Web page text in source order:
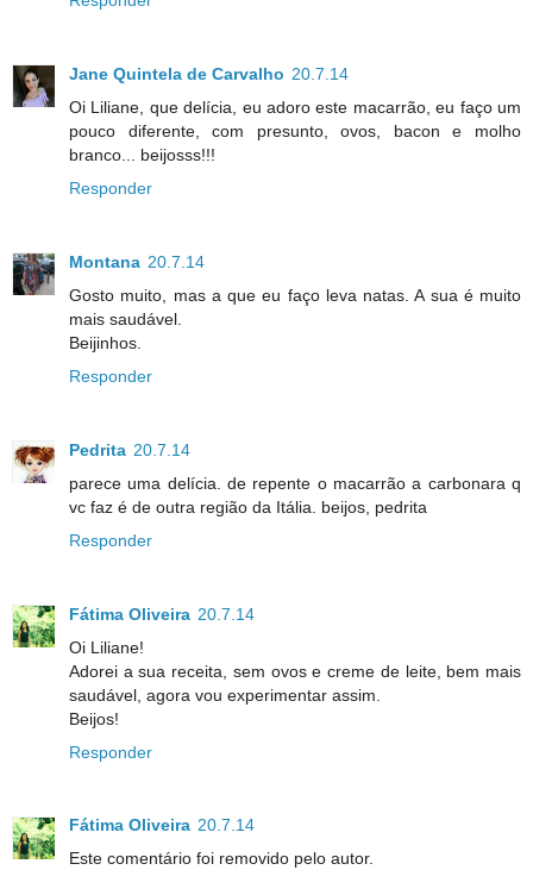
Jane Quintela de Carvalho 20.7.14
Oi Liliane, que delícia, eu adoro este macarrão, eu faço um
pouco diferente, com presunto, ovos, bacon e molho
branco... beijosss!!!
Responder
Montana 20.7.14
Gosto muito, mas a que eu faço leva natas. A sua é muito
mais saudável.
Beijinhos.
Responder
Pedrita 20.7.14
parece uma delícia. de repente o macarrão a carbonara q
vc faz é de outra região da Itália. beijos, pedrita
Responder
Fátima Oliveira 20.7.14
Oi Liliane!
Adorei a sua receita, sem ovos e creme de leite, bem mais
saudável, agora vou experimentar assim.
Beijos!
Responder
Fátima Oliveira 20.7.14
Este comentário foi removido pelo autor.